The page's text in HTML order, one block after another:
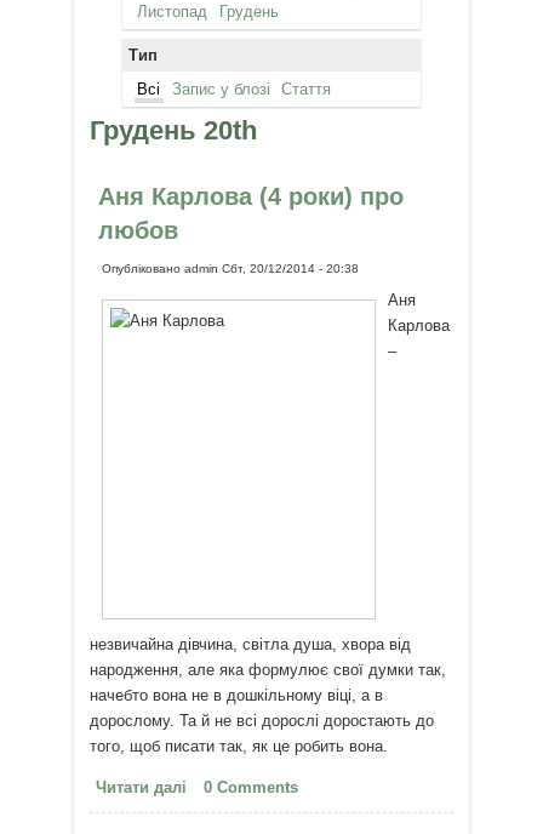
Листопад
Грудень
Тип
Всі
Запис у блозі Стаття
Грудень 20th
Аня Карлова (4 роки) про
любов
Опублікованоadmin Сбт, 20/12/2014 - 20:38
Аня
Карлова
–
незвичайна дівчина, світла душа, хвора від
народження, але яка формулює свої думки так,
начебто вона не в дошкільному віці, а в
дорослому. Та й не всі дорослі доростають до
того, щоб писати так, як це робить вона.
Читати далі про Аня Карлова (4 роки) про
любов
0 Comments